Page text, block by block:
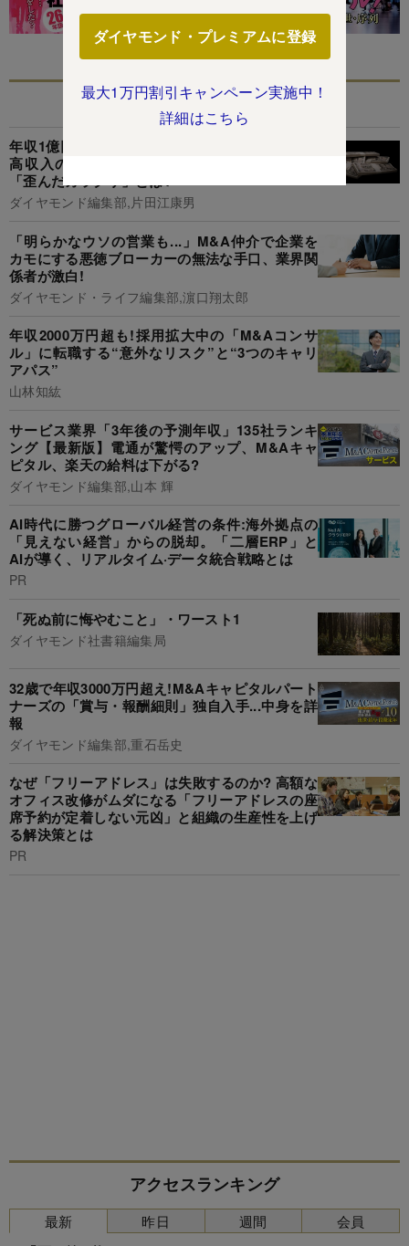
ダイヤモンド・プレミアムに登録
最大1万円割引キャンペーン実施中！
詳細はこちら
あなたにおすすめ
年収1億円超えも夢じゃない!3大商社を上回る超
高収入のM&A仲介業界、御三家の平均年収と
「歪んだカラクリ」とは?
ダイヤモンド編集部,片田江康男
「明らかなウソの営業も...」M&A仲介で企業を
カモにする悪徳ブローカーの無法な手口、業界関
係者が激白!
ダイヤモンド・ライフ編集部,濵口翔太郎
年収2000万円超も!採用拡大中の「M&Aコンサ
ル」に転職する“意外なリスク”と“3つのキャリ
アパス”
山林知紘
サービス業界「3年後の予測年収」135社ランキ
ング【最新版】電通が驚愕のアップ、M&Aキャ
ピタル、楽天の給料は下がる?
ダイヤモンド編集部,山本 輝
AI時代に勝つグローバル経営の条件:海外拠点の
「見えない経営」からの脱却。「二層ERP」と
AIが導く、リアルタイム·データ統合戦略とは
PR
「死ぬ前に悔やむこと」・ワースト1
ダイヤモンド社書籍編集局
32歳で年収3000万円超え!M&Aキャピタルパート
ナーズの「賞与・報酬細則」独自入手...中身を詳
報
ダイヤモンド編集部,重石岳史
なぜ「フリーアドレス」は失敗するのか? 高額な
オフィス改修がムダになる「フリーアドレスの座
席予約が定着しない元凶」と組織の生産性を上げ
る解決策とは
PR
アクセスランキング
最新 昨日 週間 会員